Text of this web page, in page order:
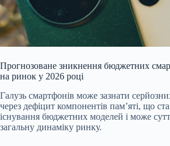
Прогнозоване зникнення бюджетних
на ринок у 2026 році
Галузь смартфонів може зазнати
через дефіцит компонентів пам’яті, що
існування бюджетних моделей і може
загальну динаміку ринку.